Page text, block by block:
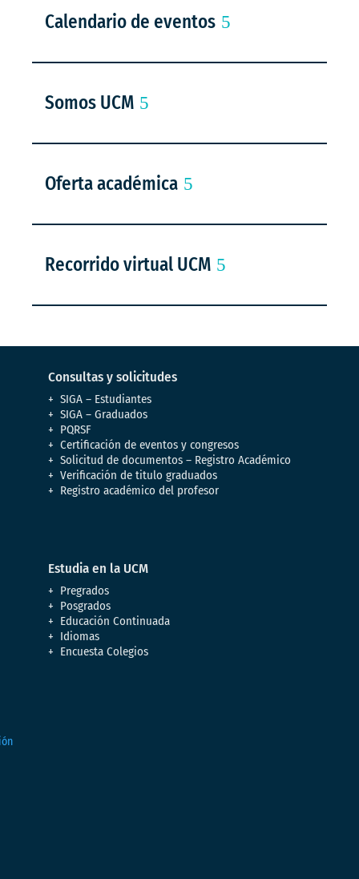
Calendario de eventos
Somos UCM
Oferta académica
Recorrido virtual UCM
Consultas y solicitudes
SIGA – Estudiantes
SIGA – Graduados
PQRSF
Certificación de eventos y congresos
Solicitud de documentos – Registro Académico
Verificación de titulo graduados
Registro académico del profesor
Estudia en la UCM
Pregrados
Posgrados
Educación Continuada
Idiomas
Encuesta Colegios